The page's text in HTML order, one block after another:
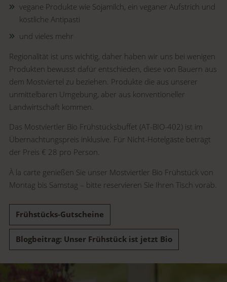
vegane Produkte wie Sojamilch, ein veganer Aufstrich und
köstliche Antipasti
und vieles mehr
Regionalität ist uns wichtig, daher haben wir uns bei wenigen
Produkten bewusst dafür entschieden, diese von Bauern aus
dem Mostviertel zu beziehen. Produkte die aus unserer
unmittelbaren Umgebung, aber aus konventioneller
Landwirtschaft kommen.
Das Mostviertler Bio Frühstücksbuffet (AT-BIO-402) ist im
Übernachtungspreis inklusive. Für Nicht-Hotelgäste beträgt
der Preis € 28 pro Person.
À la carte genießen Sie unser Mostviertler Bio Frühstück von
Montag bis Samstag – bitte reservieren Sie Ihren Tisch vorab.
Frühstücks-Gutscheine
Blogbeitrag: Unser Frühstück ist jetzt Bio